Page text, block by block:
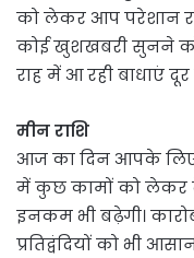
को लेकर आप परेशान
कोई खुशखबरी सुनने
राह में आ रही बाधाएं दूर
मीन राशि
आज का दिन आपके
में कुछ कामों को लेकर
इनकम भी बढ़ेगी।
प्रतिद्वंदियों को भी